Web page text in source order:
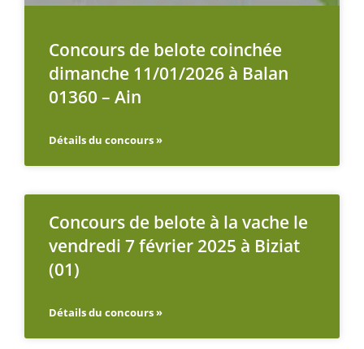
Concours de belote coinchée
dimanche 11/01/2026 à Balan
01360 – Ain
Détails du concours »
Concours de belote à la vache le
vendredi 7 février 2025 à Biziat
(01)
Détails du concours »